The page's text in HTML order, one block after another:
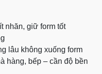
nhăn, giữ form tốt
lâu không xuống form
hàng, bếp – cần độ bền